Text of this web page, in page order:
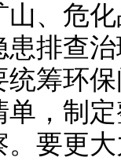
、危
排查
筹环
，制
要更